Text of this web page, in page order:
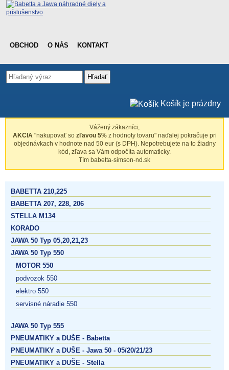
OBCHOD O NÁS KONTAKT
Hľadať
Košík je prázdny
Vážený zákazníci,
AKCIA"nakupovať so zľavou 5%z hodnoty tovaru" naďalej pokračuje pri
objednávkach v hodnote nad 50 eur (s DPH). Nepotrebujete na to žiadny
kód, zľava sa Vám odpočíta automaticky.
Tím babetta-simson-nd.sk
BABETTA 210,225
BABETTA 207, 228, 206
STELLA M134
KORADO
JAWA 50 Typ 05,20,21,23
JAWA 50 Typ 550
MOTOR 550
podvozok 550
elektro 550
servisné náradie 550
JAWA 50 Typ 555
PNEUMATIKY a DUŠE - Babetta
PNEUMATIKY a DUŠE - Jawa 50 - 05/20/21/23
PNEUMATIKY a DUŠE - Stella